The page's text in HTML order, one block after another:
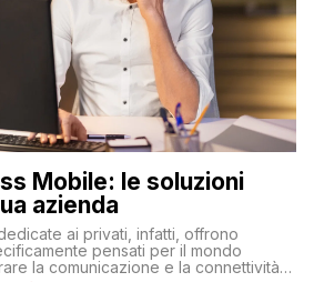
Mobile: le soluzioni
azienda
ai privati, infatti, offrono
pensati per il mondo
la comunicazione e la connettività